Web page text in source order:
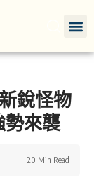
銳怪物
勢來襲
20 Min Read